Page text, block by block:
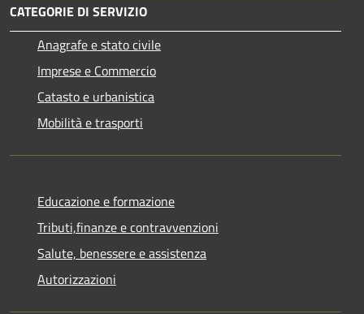
CATEGORIE DI SERVIZIO
Anagrafe e stato civile
Imprese e Commercio
Catasto e urbanistica
Mobilità e trasporti
Educazione e formazione
Tributi,finanze e contravvenzioni
Salute, benessere e assistenza
Autorizzazioni